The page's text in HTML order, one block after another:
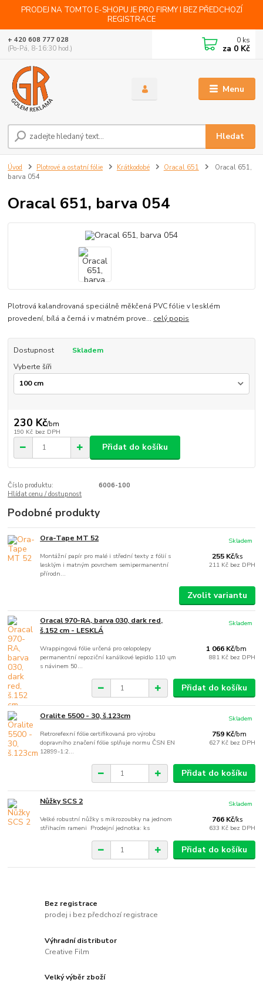
PRODEJ NA TOMTO E-SHOPU JE PRO FIRMY I BEZ PŘEDCHOZÍ
REGISTRACE
Menu
Hledat
+ 420 608 777 028
(Po-Pá, 8-16:30 hod.)
0 ks
za 0 Kč
Úvod Plotrové a ostatní fólie Krátkodobé Oracal 651
Oracal 651,
barva 054
Oracal 651, barva 054
Plotrová kalandrovaná speciálně měkčená PVC fólie v lesklém
provedení, bílá a černá i v matném prove... celý popis
Dostupnost
Skladem
Vyberte šíři
230 Kč/bm
190 Kč bez DPH
Přidat do košíku
Číslo produktu:
6006-100
Hlídat cenu / dostupnost
Podobné produkty
Ora-Tape MT 52
Montážní papír pro malé i střední texty z fólií s
lesklým i matným povrchem semipermanentní
přírodn...
255 Kč/ks
211 Kč bez DPH
Skladem
Zvolit variantu
Oracal 970-RA, barva 030, dark red,
š.152 cm - LESKLÁ
Wrappingová fólie určená pro celopolepy
permanentní repoziční kanálkové lepidlo 110 ųm
s návinem 50...
1 066 Kč/bm
881 Kč bez DPH
Skladem
Přidat do košíku
Oralite 5500 - 30, š.123cm
Retrorefexní fólie certifikovaná pro výrobu
dopravního značení fólie splňuje normu ČSN EN
12899-1:2...
759 Kč/bm
627 Kč bez DPH
Skladem
Přidat do košíku
Nůžky SCS 2
Velké robustní nůžky s mikrozoubky na jednom
střihacím rameni Prodejní jednotka: ks
766 Kč/ks
633 Kč bez DPH
Skladem
Přidat do košíku
Bez registrace
prodej i bez předchozí registrace
Výhradní distributor
Creative Film
Velký výběr zboží